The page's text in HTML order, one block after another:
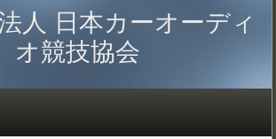
人 日本カーオーディ
オ競技協会